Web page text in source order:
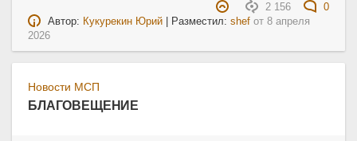
2 156
0
Автор: Кукурекин Юрий | Разместил:shef от8 апреля
2026
Новости МСП
БЛАГОВЕЩЕНИЕ